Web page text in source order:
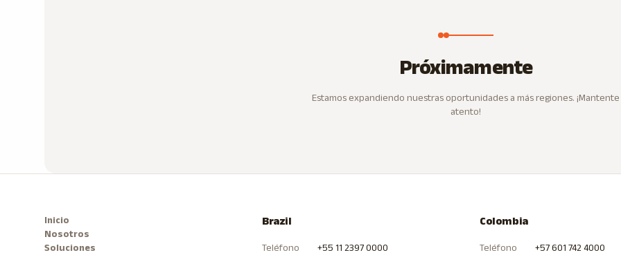
Próximamente
Estamos expandiendo nuestras oportunidades a más regiones. ¡Mantente
atento!
Inicio
Nosotros
Soluciones
Brazil
Teléfono
+55 11 2397 0000
Colombia
Teléfono
+57 601 742 4000